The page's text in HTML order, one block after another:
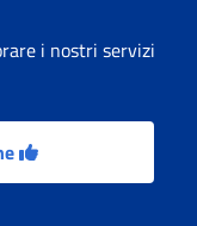
i nostri servizi